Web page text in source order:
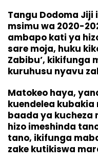
Tangu Dodoma Jiji
msimu wa 2020-
ambapo kati ya
sare moja, huku
Zabibu’, kikifunga
kuruhusu nyavu
Matokeo haya,
kuendelea kubakia
baada ya kucheza
hizo imeshinda
tano, ikifunga
zake kutikiswa